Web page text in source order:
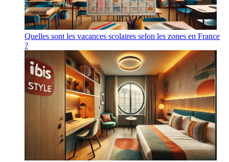
Quelles sont les vacances scolaires selon les zones en France
?